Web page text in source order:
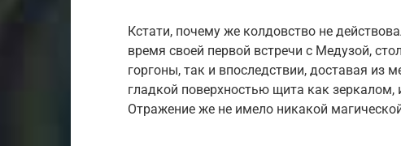
Кстати, почему же колдовство не
время своей первой встречи с Медузой,
горгоны, так и впоследствии, доставая из
гладкой поверхностью щита как
Отражение же не имело никакой